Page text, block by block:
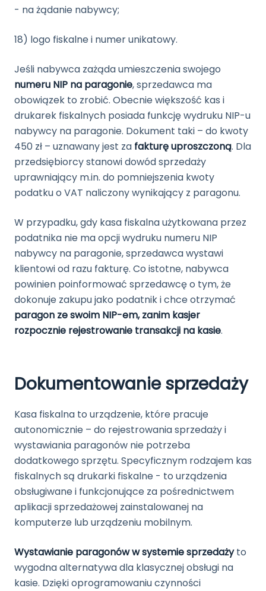
- na żądanie nabywcy;
18) logo fiskalne i numer unikatowy.
Jeśli nabywca zażąda umieszczenia swojego
numeru NIP na paragonie, sprzedawca ma
obowiązek to zrobić. Obecnie większość kas i
drukarek fiskalnych posiada funkcję wydruku NIP-u
nabywcy na paragonie. Dokument taki – do kwoty
450 zł – uznawany jest za fakturę uproszczoną. Dla
przedsiębiorcy stanowi dowód sprzedaży
uprawniający m.in. do pomniejszenia kwoty
podatku o VAT naliczony wynikający z paragonu.
W przypadku, gdy kasa fiskalna użytkowana przez
podatnika nie ma opcji wydruku numeru NIP
nabywcy na paragonie, sprzedawca wystawi
klientowi od razu fakturę. Co istotne, nabywca
powinien poinformować sprzedawcę o tym, że
dokonuje zakupu jako podatnik i chce otrzymać
paragon ze swoim NIP-em, zanim kasjer
rozpocznie rejestrowanie transakcji na kasie.
Dokumentowanie sprzedaży
Kasa fiskalna to urządzenie, które pracuje
autonomicznie – do rejestrowania sprzedaży i
wystawiania paragonów nie potrzeba
dodatkowego sprzętu. Specyficznym rodzajem kas
fiskalnych są drukarki fiskalne - to urządzenia
obsługiwane i funkcjonujące za pośrednictwem
aplikacji sprzedażowej zainstalowanej na
komputerze lub urządzeniu mobilnym.
Wystawianie paragonów w systemie sprzedażyto
wygodna alternatywa dla klasycznej obsługi na
kasie. Dzięki oprogramowaniu czynności